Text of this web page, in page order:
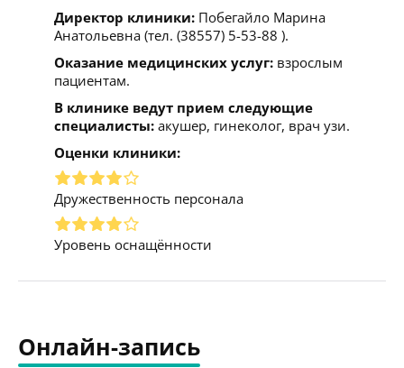
Директор клиники: Побегайло Марина
Анатольевна (тел. (38557) 5-53-88 ).
Оказание медицинских услуг: взрослым
пациентам.
В клинике ведут прием следующие
специалисты: акушер, гинеколог, врач узи.
Оценки клиники:
Дружественность персонала
Уровень оснащённости
Онлайн-запись